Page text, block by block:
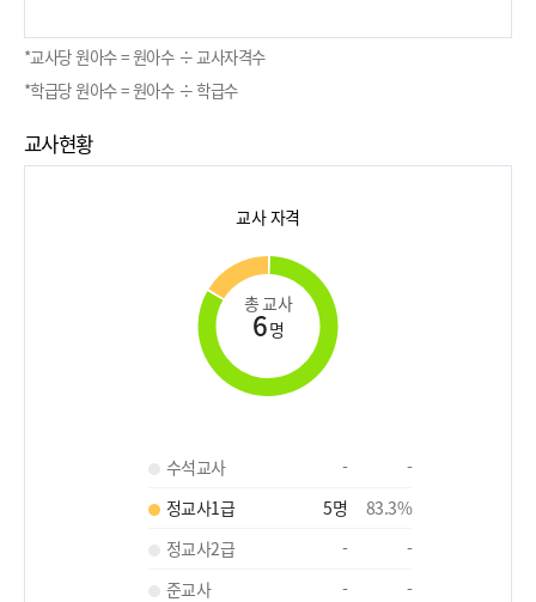
*교사당 원아수 = 원아수 ÷ 교사자격수
*학급당 원아수 = 원아수 ÷ 학급수
교사현황
교사 자격
총 교사
6명
수석교사 -
-
정교사1급
5명 83.3%
정교사2급
-
-
준교사
-
-